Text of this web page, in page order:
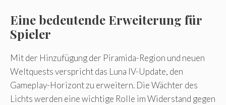
Eine bedeutende Erweiterung für
Spieler
Mit der Hinzufügung der Piramida-Region und neuen
Weltquests verspricht das Luna IV-Update, den
Gameplay-Horizont zu erweitern. Die Wächter des
Lichts werden eine wichtige Rolle im Widerstand gegen